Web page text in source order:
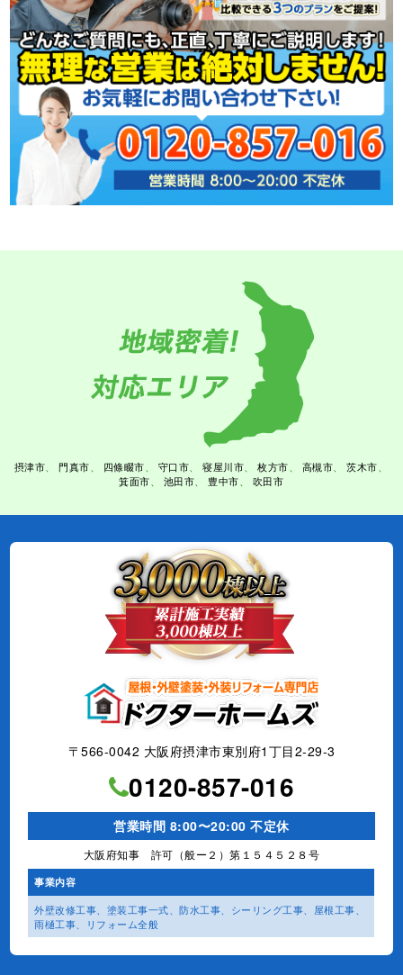
摂津市 門真市 四條畷市 守口市 寝屋川市 枚方市 高槻市
茨木市
箕面市
池田市 豊中市 吹田市
〒566-0042 大阪府摂津市東別府1丁目2-29-3
0120-857-016
営業時間 8:00〜20:00 不定休
大阪府知事 許可（般ー２）第１５４５２８号
事業内容
外壁改修工事、塗装工事⼀式、防水工事、シーリング工事、 屋根工事、
雨樋工事、
リフォーム全般